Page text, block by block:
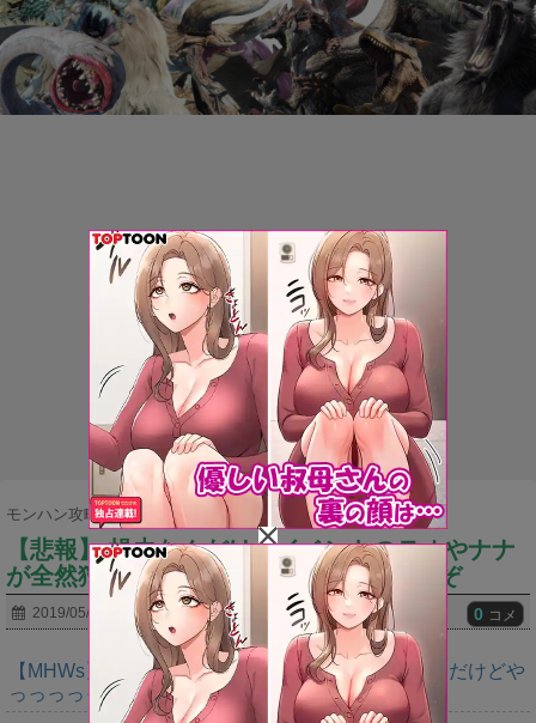
モンハン攻略まとめ隊 > 武器・防具 操虫棍 >
【悲報】 操虫なんだけどイベントのテオやナナ
が全然狩れないんだが…⇐●●するといいぞ
2019/05/16 0 コメ
【MHWs】ゴールドエディションの値段今知ったんだけどや
っっっっっっすwwwww